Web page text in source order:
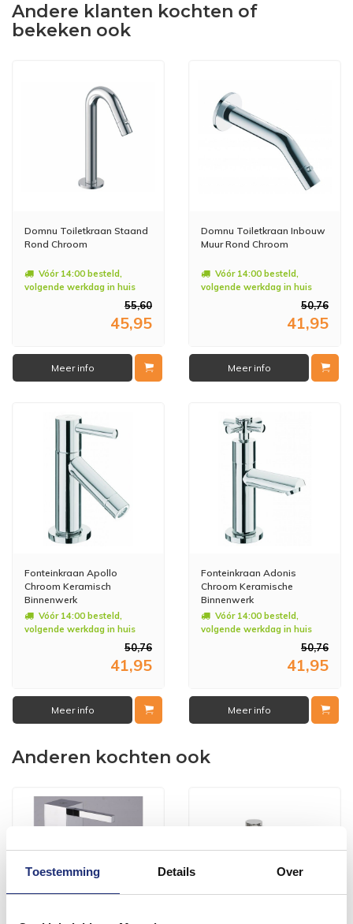
Toestemming Details Over
Andere klanten kochten of
bekeken ook
Domnu Toiletkraan Staand
Rond Chroom
Vóór 14:00 besteld,
volgende werkdag in huis
55,60
45,95
Meer info
Domnu Toiletkraan Inbouw
Muur Rond Chroom
Vóór 14:00 besteld,
volgende werkdag in huis
50,76
41,95
Meer info
Fonteinkraan Apollo
Chroom Keramisch
Binnenwerk
Vóór 14:00 besteld,
volgende werkdag in huis
50,76
41,95
Meer info
Fonteinkraan Adonis
Chroom Keramische
Binnenwerk
Vóór 14:00 besteld,
volgende werkdag in huis
50,76
41,95
Meer info
Anderen kochten ook